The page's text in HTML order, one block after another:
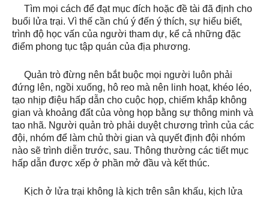
Tìm mọi cách để đạt mục đích hoặc đề tài đã định cho
buổi lửa trại. Vì thế cần chú ý đến ý thích, sự hiểu biết,
trình độ học vấn của người tham dự, kể cả những đặc
điểm phong tục tập quán của địa phương.
Quản trò đừng nên bắt buộc mọi người luôn phải
đứng lên, ngồi xuống, hô reo mà nên linh hoạt, khéo léo,
tạo nhịp điệu hấp dẫn cho cuộc họp, chiếm khắp không
gian và khoảng đất của vòng họp bằng sự thông minh và
tao nhã. Người quản trò phải duyệt chương trình của các
đội, nhóm để làm chủ thời gian và quyết định đội nhóm
nào sẽ trình diễn trước, sau. Thông thường các tiết mục
hấp dẫn được xếp ở phần mở đầu và kết thúc.
Kịch ở lửa trại không là kịch trên sân khấu, kịch lửa